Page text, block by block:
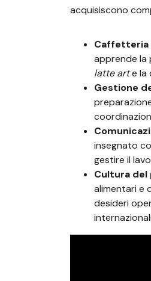
acquisiscono
Caffetteria
apprende la
latte arte la
Gestione
insegnato
gestire il
Cultura
alimentari e
desideri